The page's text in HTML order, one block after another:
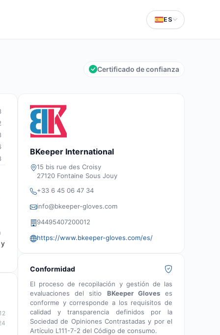
ES
Certificado de confianza
BKeeper International
15 bis rue des Croisy
27120 Fontaine Sous Jouy
+33 6 45 06 47 34
info@bkeeper-gloves.com
94495407200012
https://www.bkeeper-gloves.com/es/
Conformidad
El proceso de recopilación y gestión de las
evaluaciones del sitio BKeeper Gloveses
conforme y corresponde a los requisitos de
calidad y transparencia definidos por la
Sociedad de Opiniones Contrastadas y por el
Artículo L111-7-2 del Código de consumo.